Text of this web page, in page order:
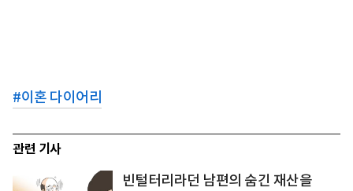
#이혼 다이어리
관련 기사
빈털터리라던 남편의 숨긴 재산을